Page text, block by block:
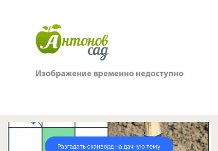
Разгадать сканворд на дачную тему